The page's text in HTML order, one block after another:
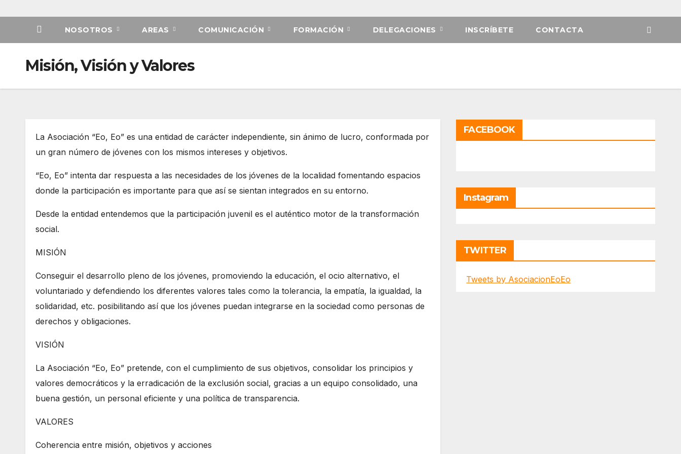
NOSOTROS AREAS COMUNICACIÓN FORMACIÓN DELEGACIONES INSCRÍBETE CONTACTA
Misión, Visión y Valores
La Asociación “Eo, Eo” es una entidad de carácter independiente, sin ánimo de lucro, conformada por
un gran número de jóvenes con los mismos intereses y objetivos.
“Eo, Eo” intenta dar respuesta a las necesidades de los jóvenes de la localidad fomentando espacios
donde la participación es importante para que así se sientan integrados en su entorno.
Desde la entidad entendemos que la participación juvenil es el auténtico motor de la transformación
social.
MISIÓN
Conseguir el desarrollo pleno de los jóvenes, promoviendo la educación, el ocio alternativo, el
voluntariado y defendiendo los diferentes valores tales como la tolerancia, la empatía, la igualdad, la
solidaridad, etc. posibilitando así que los jóvenes puedan integrarse en la sociedad como personas de
derechos y obligaciones.
VISIÓN
La Asociación “Eo, Eo” pretende, con el cumplimiento de sus objetivos, consolidar los principios y
valores democráticos y la erradicación de la exclusión social, gracias a un equipo consolidado, una
buena gestión, un personal eficiente y una política de transparencia.
VALORES
Coherencia entre misión, objetivos y acciones
FACEBOOK
Instagram
TWITTER
Tweets by AsociacionEoEo